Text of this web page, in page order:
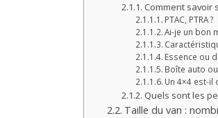
Comment savoir
PTAC, PTRA ?
Ai-je un bon
Essence ou
Boîte auto
Un 4×4 est-il
Quels sont les
Taille du van :